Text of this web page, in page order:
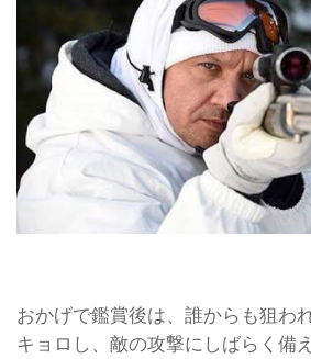
おかげで鑑賞後は、誰からも狙わ
キョロし、敵の攻撃にしばらく備